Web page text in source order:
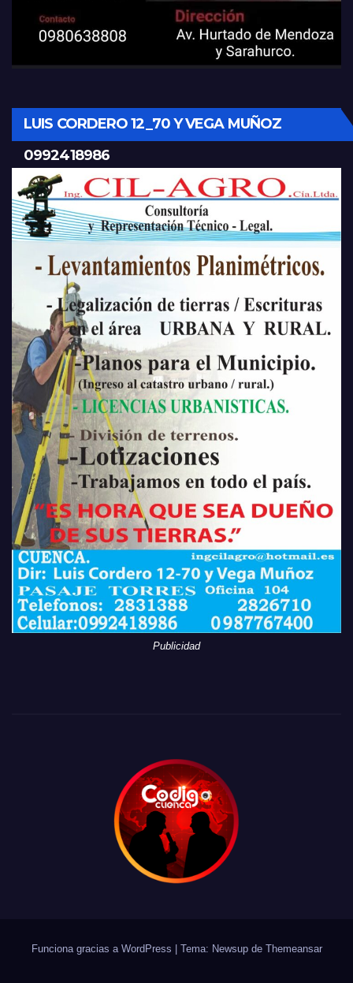
LUIS CORDERO 12_70 Y VEGA MUÑOZ
0992418986
Publicidad
Funciona gracias a WordPress Tema: Newsup de Themeansar